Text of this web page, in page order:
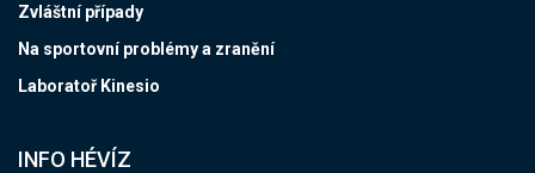
Zvláštní případy
Na sportovní problémy a zranění
Laboratoř Kinesio
INFO HÉVÍZ